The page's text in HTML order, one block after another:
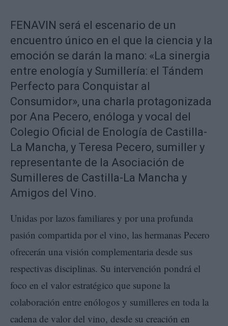
FENAVIN será el escenario de un
encuentro único en el que la ciencia y la
emoción se darán la mano: «La sinergia
entre enología y Sumillería: el Tándem
Perfecto para Conquistar al
Consumidor», una charla protagonizada
por Ana Pecero, enóloga y vocal del
Colegio Oficial de Enología de Castilla-
La Mancha, y Teresa Pecero, sumiller y
representante de la Asociación de
Sumilleres de Castilla-La Mancha y
Amigos del Vino.
Unidas por lazos familiares y por una profunda
pasión compartida por el vino, las hermanas Pecero
ofrecerán una visión complementaria desde sus
respectivas disciplinas. Su intervención pondrá el
foco en el valor estratégico que supone la
colaboración entre enólogos y sumilleres en toda la
cadena de valor del vino, desde su creación en